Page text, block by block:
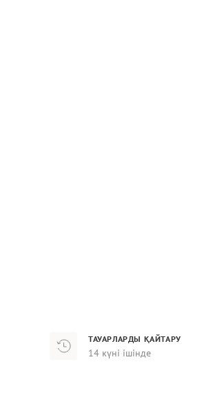
ТАУАРЛАРДЫ ҚАЙТАРУ
14 күні ішінде